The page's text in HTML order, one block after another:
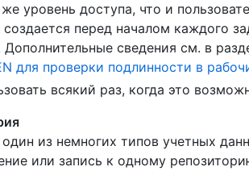
уровень доступа, что и
перед началом каждого
сведения см. в
для проверки подлинности в
всякий раз, когда это
из немногих типов учетных
или запись к одному